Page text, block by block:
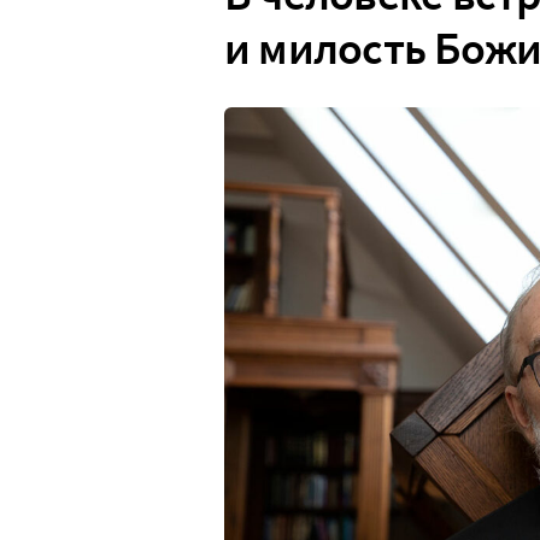
и милость